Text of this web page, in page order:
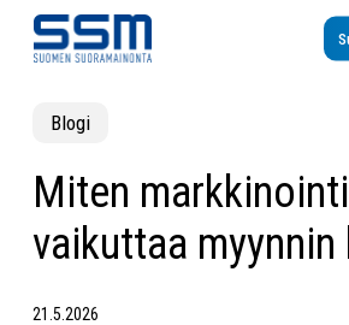
main
Blogi
Miten markkinointi
vaikuttaa myynnin
21.5.2026